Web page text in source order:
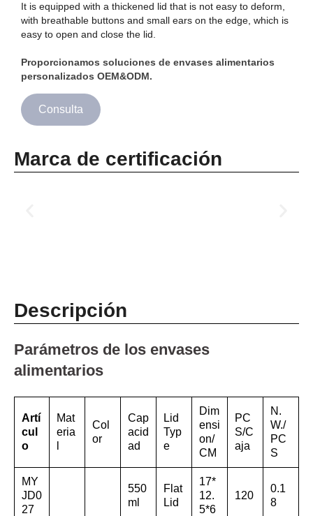
It is equipped with a thickened lid that is not easy to deform,
with breathable buttons and small ears on the edge, which is
easy to open and close the lid.
Proporcionamos soluciones de envases alimentarios
personalizados OEM&ODM.
Consulta
Marca de certificación
Descripción
Parámetros de los envases
alimentarios
Artí
cul
o
Mat
eria
Col
or
Cap
acid
ad
Lid
Typ
e
Dim
ensi
on/
CM
PC
S/C
aja
N.
W./
PC
S
MY
JD0
27
550
ml
Flat
Lid
17*
12.
5*6
120
0.1
8